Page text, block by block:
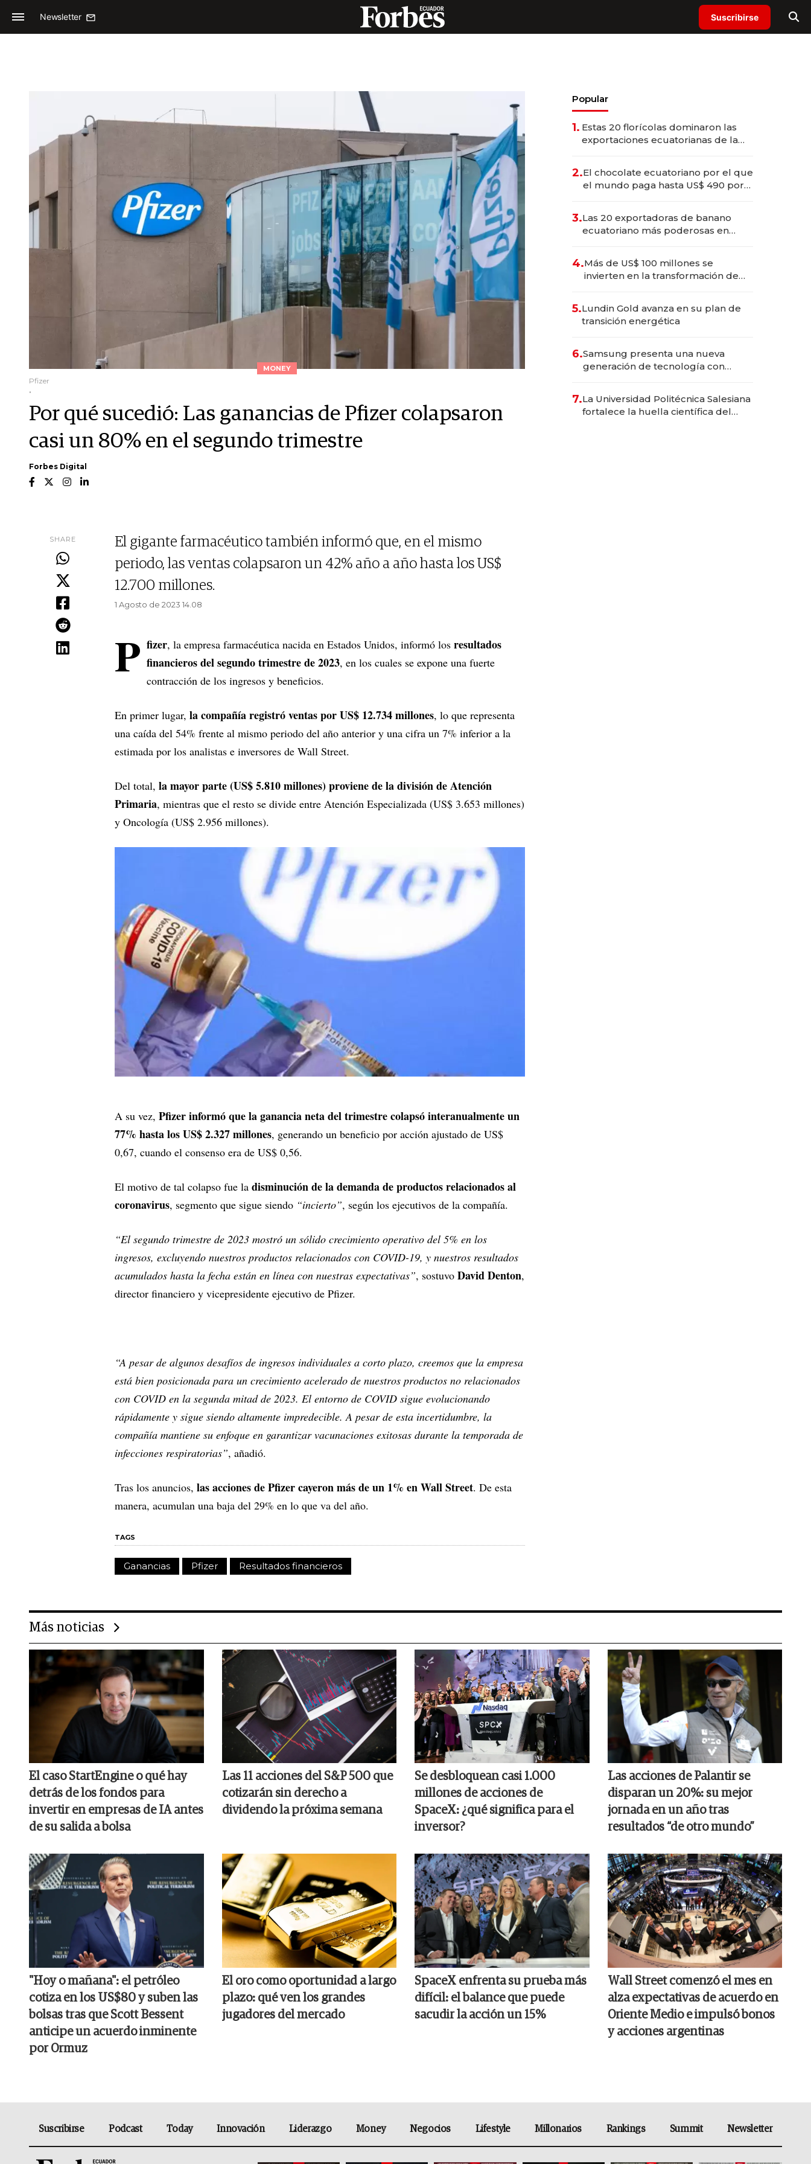
Newsletter Suscribirse
MONEY
Pfizer
.
Por qué sucedió: Las ganancias de Pfizer colapsaron
casi un 80% en el segundo trimestre
Forbes Digital
SHARE
El gigante farmacéutico también informó que, en el mismo
periodo, las ventas colapsaron un 42% año a año hasta los US$
12.700 millones.
1 Agosto de 2023 14.08
P fizer, la empresa farmacéutica nacida en Estados Unidos, informó los resultados
financieros del segundo trimestre de 2023, en los cuales se expone una fuerte
contracción de los ingresos y beneficios.
En primer lugar, la compañía registró ventas por US$ 12.734 millones, lo que representa
una caída del 54% frente al mismo periodo del año anterior y una cifra un 7% inferior a la
estimada por los analistas e inversores de Wall Street.
Del total, la mayor parte (US$ 5.810 millones) proviene de la división de Atención
Primaria, mientras que el resto se divide entre Atención Especializada (US$ 3.653 millones)
y Oncología (US$ 2.956 millones).
A su vez, Pfizer informó que la ganancia neta del trimestre colapsó interanualmente un
77% hasta los US$ 2.327 millones, generando un beneficio por acción ajustado de US$
0,67, cuando el consenso era de US$ 0,56.
El motivo de tal colapso fue la disminución de la demanda de productos relacionados al
coronavirus, segmento que sigue siendo “incierto”, según los ejecutivos de la compañía.
“El segundo trimestre de 2023 mostró un sólido crecimiento operativo del 5% en los
ingresos, excluyendo nuestros productos relacionados con COVID-19, y nuestros resultados
acumulados hasta la fecha están en línea con nuestras expectativas”, sostuvo David Denton,
director financiero y vicepresidente ejecutivo de Pfizer.
“A pesar de algunos desafíos de ingresos individuales a corto plazo, creemos que la empresa
está bien posicionada para un crecimiento acelerado de nuestros productos no relacionados
con COVID en la segunda mitad de 2023. El entorno de COVID sigue evolucionando
rápidamente y sigue siendo altamente impredecible. A pesar de esta incertidumbre, la
compañía mantiene su enfoque en garantizar vacunaciones exitosas durante la temporada de
infecciones respiratorias”, añadió.
Tras los anuncios, las acciones de Pfizer cayeron más de un 1% en Wall Street. De esta
manera, acumulan una baja del 29% en lo que va del año.
TAGS
Ganancias Pfizer Resultados financieros
Popular
1. Estas 20 florícolas dominaron las
exportaciones ecuatorianas de la
2.El chocolate ecuatoriano por el que
el mundo paga hasta US$ 490 por
3.Las 20 exportadoras de banano
ecuatoriano más poderosas en
4.Más de US$ 100 millones se
invierten en la transformación de
5.Lundin Gold avanza en su plan de
transición energética
6.Samsung presenta una nueva
generación de tecnología con
7.La Universidad Politécnica Salesiana
fortalece la huella científica del
Más noticias
El caso StartEngine o qué hay
detrás de los fondos para
invertir en empresas de IA antes
de su salida a bolsa
Las 11 acciones del S&P 500 que
cotizarán sin derecho a
dividendo la próxima semana
Se desbloquean casi 1.000
millones de acciones de
SpaceX: ¿qué significa para el
inversor?
Las acciones de Palantir se
disparan un 20%: su mejor
jornada en un año tras
resultados “de otro mundo”
"Hoy o mañana": el petróleo
cotiza en los US$80 y suben las
bolsas tras que Scott Bessent
anticipe un acuerdo inminente
por Ormuz
El oro como oportunidad a largo
plazo: qué ven los grandes
jugadores del mercado
SpaceX enfrenta su prueba más
difícil: el balance que puede
sacudir la acción un 15%
Wall Street comenzó el mes en
alza expectativas de acuerdo en
Oriente Medio e impulsó bonos
y acciones argentinas
Suscribirse Podcast Today Innovación Liderazgo Money Negocios Lifestyle Millonarios Rankings Summit Newsletter